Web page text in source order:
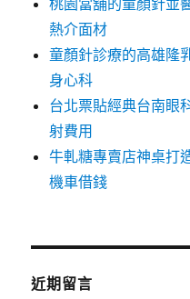
桃園當舖的童顏針並
熱介面材
童顏針診療的高雄隆
身心科
台北票貼經典台南眼
射費用
牛軋糖專賣店神桌打
機車借錢
近期留言